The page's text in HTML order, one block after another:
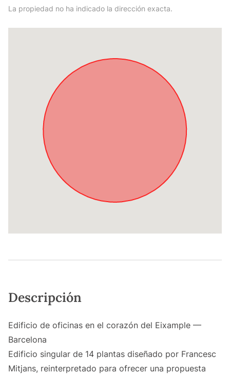
La propiedad no ha indicado la dirección exacta.
Descripción
Edificio de oficinas en el corazón del Eixample —
Barcelona
Edificio singular de 14 plantas diseñado por Francesc
Mitjans, reinterpretado para ofrecer una propuesta